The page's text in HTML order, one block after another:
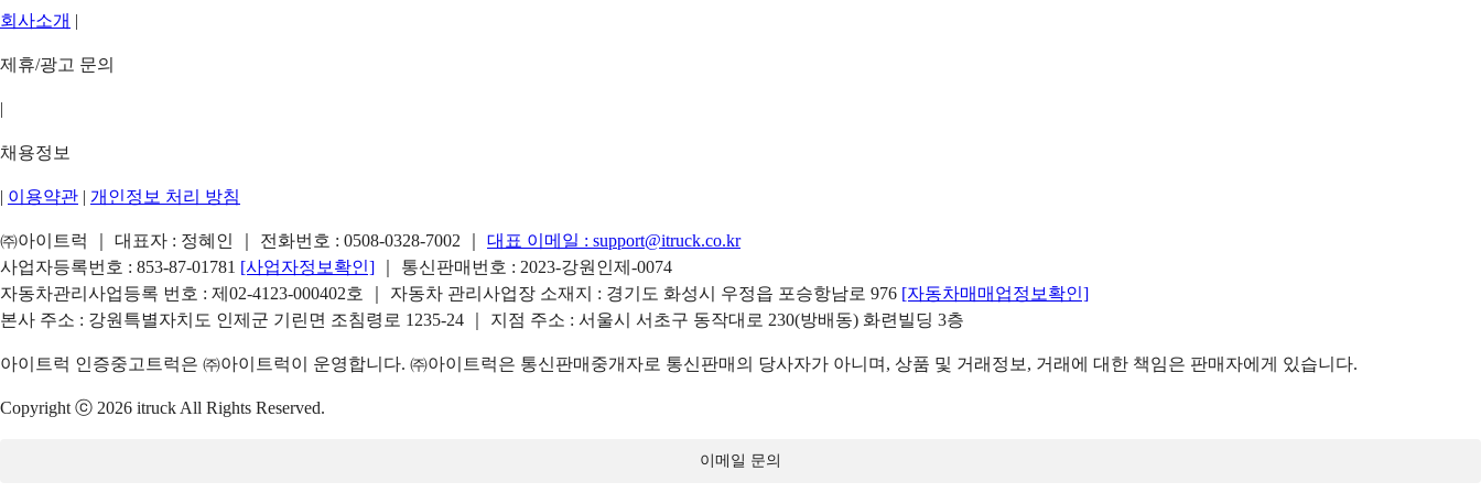
회사소개 |
제휴/광고 문의
|
채용정보
| 이용약관 | 개인정보 처리 방침
㈜아이트럭 ｜ 대표자 : 정혜인 ｜ 전화번호 : 0508-0328-7002 대표 이메일 : support@itruck.co.kr
사업자등록번호 : 853-87-01781 [사업자정보확인]
｜ 통신판매번호 : 2023-강원인제-0074
자동차관리사업등록 번호 : 제02-4123-000402호 ｜ 자동차 관리사업장 소재지 : 경기도 화성시 우정읍 포승항남로 976 [자동차매매업정보확인]
본사 주소 : 강원특별자치도 인제군 기린면 조침령로 1235-24 ｜ 지점 주소 : 서울시 서초구 동작대로 230(방배동) 화련빌딩 3층
아이트럭 인증중고트럭은 ㈜아이트럭이 운영합니다. ㈜아이트럭은 통신판매중개자로 통신판매의 당사자가 아니며, 상품 및 거래정보, 거래에 대한 책임은 판매자에게 있습니다.
Copyright ⓒ 2026 itruck All Rights Reserved.
이메일 문의